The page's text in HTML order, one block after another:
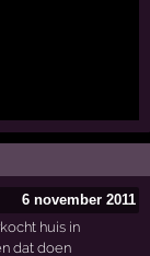
6 november 2011
huis in
dat doen